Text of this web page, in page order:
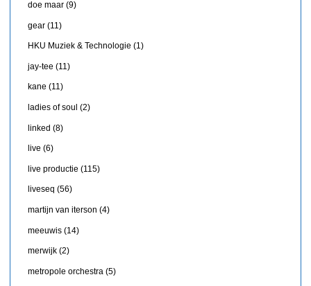
doe maar(9)
gear(11)
HKU Muziek & Technologie (1)
jay-tee (11)
kane (11)
ladies of soul (2)
linked (8)
live (6)
live productie (115)
liveseq (56)
martijn van iterson (4)
meeuwis(14)
merwijk(2)
metropole orchestra (5)